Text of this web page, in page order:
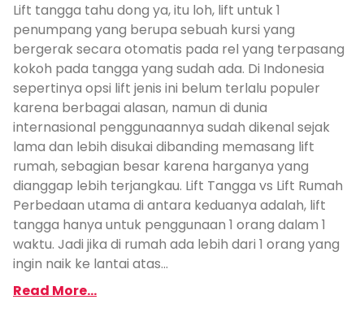
Lift tangga tahu dong ya, itu loh, lift untuk 1
penumpang yang berupa sebuah kursi yang
bergerak secara otomatis pada rel yang terpasang
kokoh pada tangga yang sudah ada. Di Indonesia
sepertinya opsi lift jenis ini belum terlalu populer
karena berbagai alasan, namun di dunia
internasional penggunaannya sudah dikenal sejak
lama dan lebih disukai dibanding memasang lift
rumah, sebagian besar karena harganya yang
dianggap lebih terjangkau. Lift Tangga vs Lift Rumah
Perbedaan utama di antara keduanya adalah, lift
tangga hanya untuk penggunaan 1 orang dalam 1
waktu. Jadi jika di rumah ada lebih dari 1 orang yang
ingin naik ke lantai atas...
Read More...